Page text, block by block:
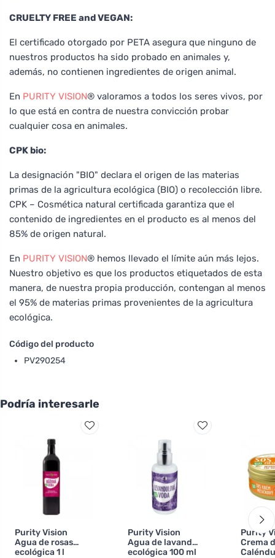
CRUELTY FREE and VEGAN:
El certificado otorgado por PETA asegura que ninguno de
nuestros productos ha sido probado en animales y,
además, no contienen ingredientes de origen animal.
En PURITY VISION® valoramos a todos los seres vivos, por
lo que está en contra de nuestra convicción probar
cualquier cosa en animales.
CPK bio:
La designación "BIO" declara el origen de las materias
primas de la agricultura ecológica (BIO) o recolección libre.
CPK – Cosmética natural certificada garantiza que el
contenido de ingredientes en el producto es al menos del
85% de origen natural.
En PURITY VISION® hemos llevado el límite aún más lejos.
Nuestro objetivo es que los productos etiquetados de esta
manera, de nuestra propia producción, contengan al menos
el 95% de materias primas provenientes de la agricultura
ecológica.
Código del producto
PV290254
Podría interesarle
Purity Vision
Agua de rosas
ecológica 1 l
Purity Vision
Agua de lavanda
ecológica 100 ml
Purity
Crema